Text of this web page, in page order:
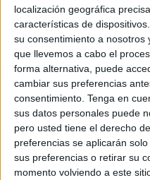
localización geográfica
características de
su consentimiento a nosotros
que llevemos a cabo el
forma alternativa, puede
cambiar sus preferencias
consentimiento. Tenga en
sus datos personales puede
pero usted tiene el derecho
preferencias se aplicarán
sus preferencias o retirar su
momento volviendo a este
residencial comunicat
La renovació del fons
la seu del Consell
Consell, han assistit a
president, Joan
vicepresidenta i
Socials, Sílvia